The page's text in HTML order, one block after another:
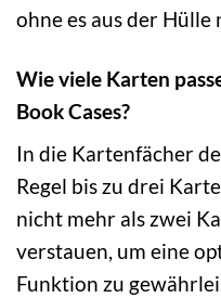
ohne es aus der Hülle
Wie viele Karten
Book Cases?
In die Kartenfächer
Regel bis zu drei
nicht mehr als zwei
verstauen, um eine
Funktion zu